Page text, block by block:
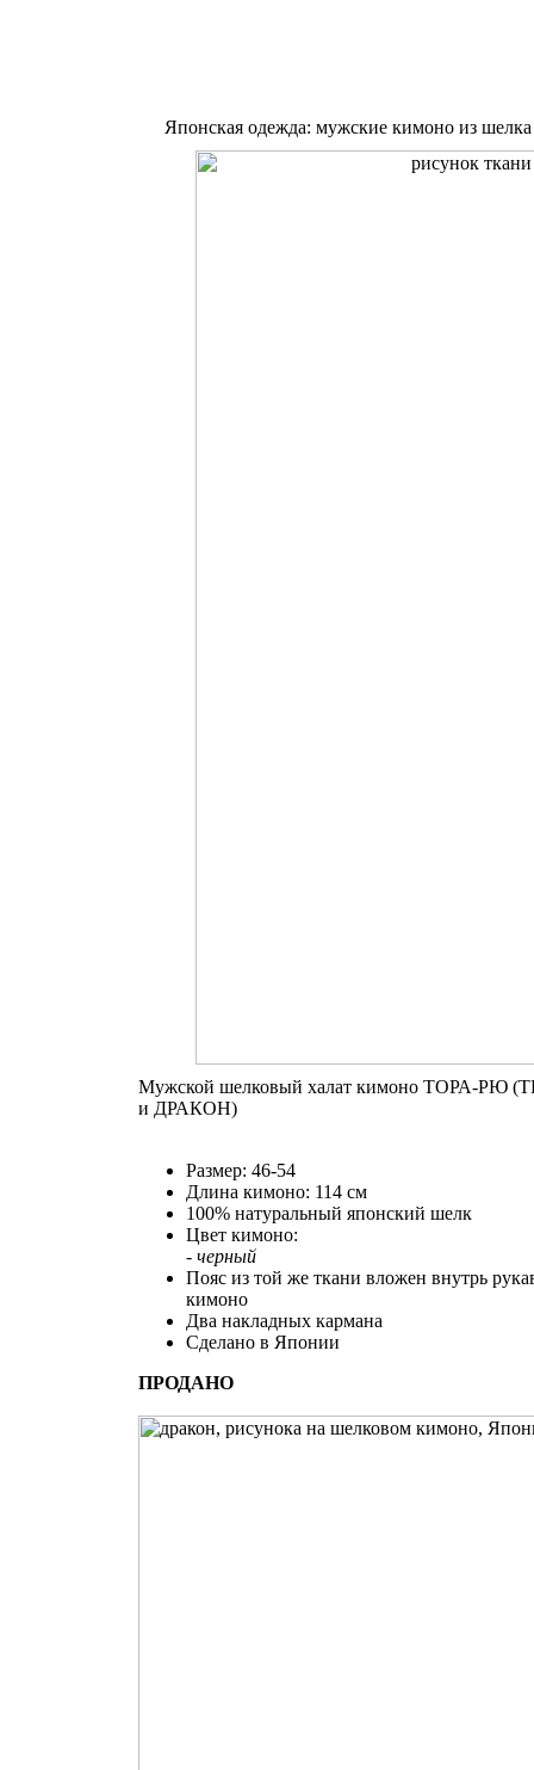
Японская одежда: мужские кимоно из шелка
Мужской шелковый халат кимоно ТОРА-РЮ
и ДРАКОН)
Размер: 46-54
Длина кимоно: 114 см
100% натуральный японский шелк
Цвет кимоно:
- черный
Пояс из той же ткани вложен внутрь
кимоно
Два накладных кармана
Сделано в Японии
ПРОДАНО